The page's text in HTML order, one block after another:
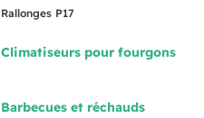
Rallonges P17
Climatiseurs pour fourgons
Barbecues et réchauds